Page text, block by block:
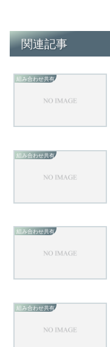
関連記事
組み合わせ共有
組み合わせ共有
組み合わせ共有
組み合わせ共有